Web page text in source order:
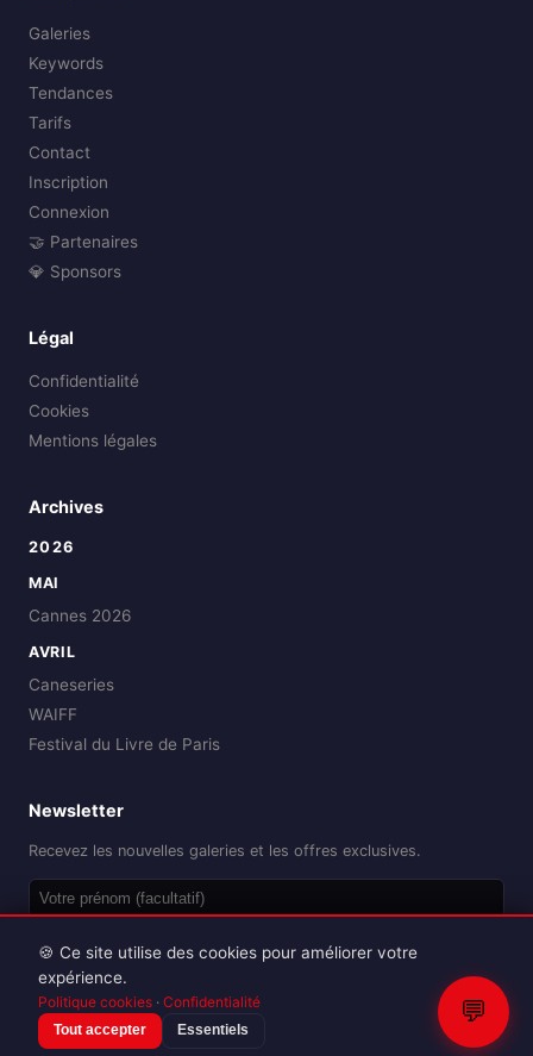
Galeries
Keywords
Tendances
Tarifs
Contact
Inscription
Connexion
🤝 Partenaires
💎 Sponsors
Légal
Confidentialité
Cookies
Mentions légales
Archives
2026
MAI
Cannes 2026
AVRIL
Caneseries
WAIFF
Festival du Livre de Paris
Newsletter
Recevez les nouvelles galeries et les offres exclusives.
Reproduction interdite sans autorisation.
💬
🍪 Ce site utilise des cookies pour améliorer votre
expérience.
Politique cookies · Confidentialité
Tout accepter Essentiels